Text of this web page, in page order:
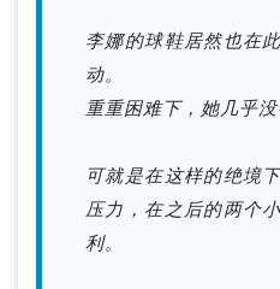
李娜的球鞋居然也在
动。
重重困难下，她几乎没
可就是在这样的绝境
压力，在之后的两个
利。